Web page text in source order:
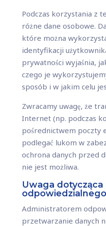
Podczas korzystania z
różne dane osobowe.
które można
identyfikacji
prywatności wyjaśnia,
czego je
sposób i w jakim celu
Zwracamy uwagę, że
Internet (np. podczas
pośrednictwem poczty
podlegać lukom w
ochrona danych przed
nie jest możliwa.
Uwaga
odpowiedzialnego
Administratorem
przetwarzanie danych